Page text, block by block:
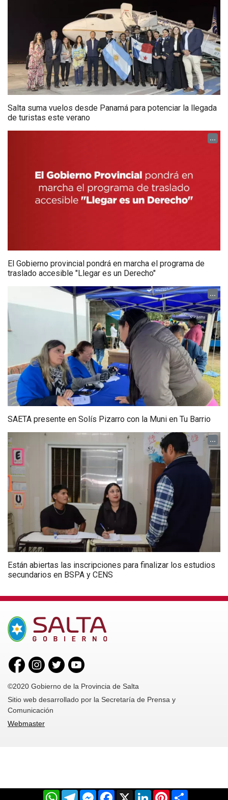
Salta suma vuelos desde Panamá para potenciar la llegada
de turistas este verano
...
El Gobierno provincial pondrá en marcha el programa de
traslado accesible "Llegar es un Derecho"
...
SAETA presente en Solís Pizarro con la Muni en Tu Barrio
...
Están abiertas las inscripciones para finalizar los estudios
secundarios en BSPA y CENS
©2020 Gobierno de la Provincia de Salta
Sitio web desarrollado por la Secretaría de Prensa y
Comunicación
Webmaster
WhatsAppTelegramMessenger
Facebook
X LinkedInPinterest